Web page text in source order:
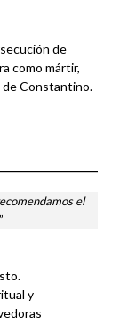
de
como mártir,
de Constantino.
el
y